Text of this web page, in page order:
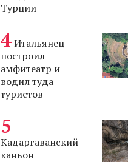
Турции
Итальянец
построил
амфитеатр и
водил туда
туристов
Кадаргаванский
каньон